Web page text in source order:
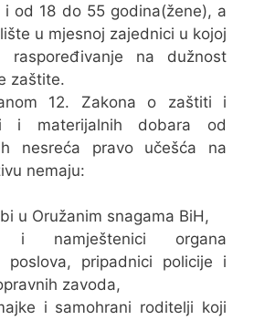
i od 18 do 55 godina(žene), a
u mjesnoj zajednici u kojoj
raspoređivanje na dužnost
zaštite.
12. Zakona o zaštiti i
i materijalnih dobara od
nesreća pravo učešća na
nemaju:
u Oružanim snagama BiH,
i namještenici organa
poslova, pripadnici policije i
zavoda,
i samohrani roditelji koji